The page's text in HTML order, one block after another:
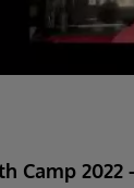
Camp